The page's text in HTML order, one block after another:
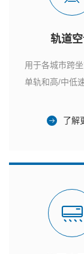
轨道空
用于各城市跨
单轨和高/中低
了解